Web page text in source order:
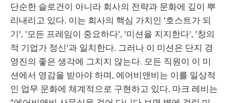
단순한 슬로건이 아니라 회사의 전략과 문화에 깊이 뿌
리내리고 있다. 이는 회사의 핵심 가치인 '호스트가 되
기', '모든 프레임이 중요하다', '미션을 지지한다', '창의
적 기업가 정신'과 일치한다. 그러나 이 미션은 단지 경
영진의 좋은 생각에 그치지 않는다. 모든 직원이 이 미
션에서 영감을 받아야 하며, 에어비앤비는 이를 일상적
인 업무 문화에 체계적으로 구현하고 있다. 마크 레비는